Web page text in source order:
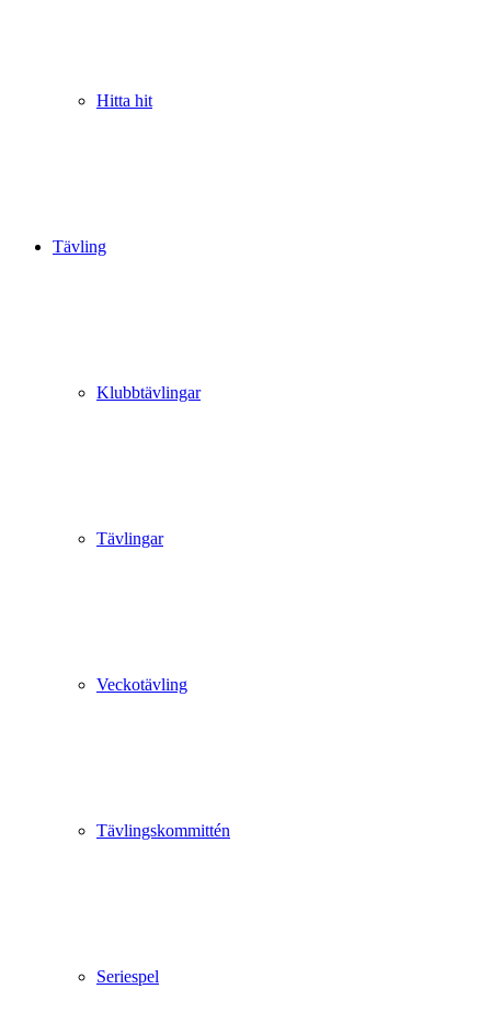
Hitta hit
Tävling
Klubbtävlingar
Tävlingar
Veckotävling
Tävlingskommittén
Seriespel